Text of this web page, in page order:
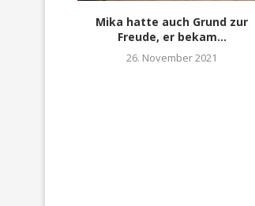
Mika hatte auch Grund zur
Freude, er bekam...
26. November 2021